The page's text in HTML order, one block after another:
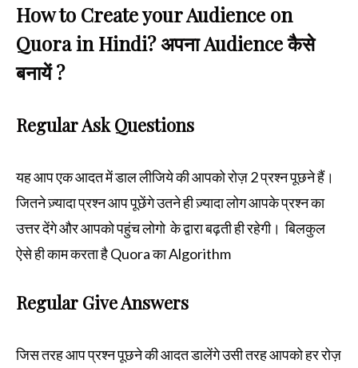
How to Create your Audience on
Quora in Hindi? अपना Audience कैसे
बनायें ?
Regular Ask Questions
यह आप एक आदत में डाल लीजिये की आपको रोज़ 2 प्रश्न पूछने हैं।
जितने ज़्यादा प्रश्न आप पूछेंगे उतने ही ज़्यादा लोग आपके प्रश्न का
उत्तर देंगे और आपको पहुंच लोगो के द्वारा बढ़ती ही रहेगी। बिलकुल
ऐसे ही काम करता है Quora का Algorithm
Regular Give Answers
जिस तरह आप प्रश्न पूछने की आदत डालेंगे उसी तरह आपको हर रोज़